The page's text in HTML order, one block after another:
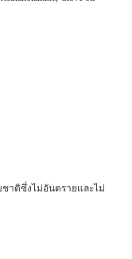
าติซึ่งไม่อันตรายและไม่